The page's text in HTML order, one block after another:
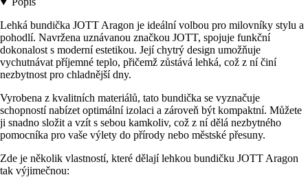
Lehká bundička JOTT Aragon je ideální volbou pro milovníky stylu a
pohodlí. Navržena uznávanou značkou JOTT, spojuje funkční
dokonalost s moderní estetikou. Její chytrý design umožňuje
vychutnávat příjemné teplo, přičemž zůstává lehká, což z ní činí
nezbytnost pro chladnější dny.
Vyrobena z kvalitních materiálů, tato bundička se vyznačuje
schopností nabízet optimální izolaci a zároveň být kompaktní. Můžete
ji snadno složit a vzít s sebou kamkoliv, což z ní dělá nezbytného
pomocníka pro vaše výlety do přírody nebo městské přesuny.
Zde je několik vlastností, které dělají lehkou bundičku JOTT Aragon
tak výjimečnou: